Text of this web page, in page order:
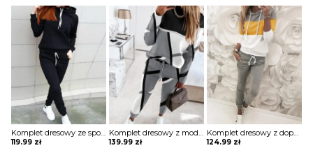
Komplet dresowy ze spodniami i bluzą kangurką
119.99 zł
Komplet dresowy z modnym printem
139.99 zł
Komplet dresowy z dopasowanymi spodniami i bluzą z kapturem
124.99 zł